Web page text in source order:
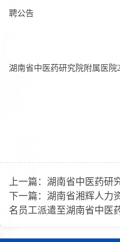
聘公告
湖南省中医药研究院附属医院
上一篇： 湖南省中医药研
下一篇： 湖南省湘辉人力
名员工派遣至湖南省中医